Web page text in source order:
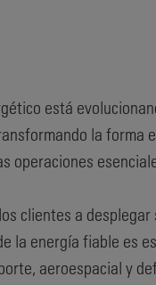
está
la forma
operaciones
clientes a
la energía fiable es
aeroespacial y